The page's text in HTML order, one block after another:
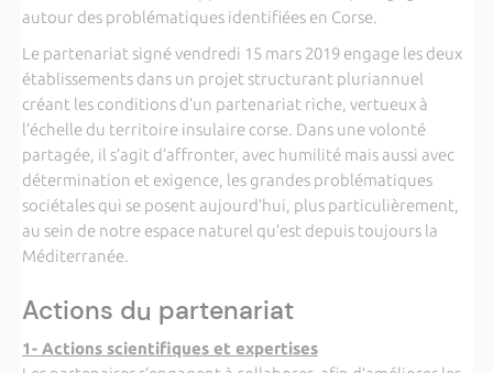
autour des problématiques identifiées en Corse.
Le partenariat signé vendredi 15 mars 2019 engage les deux
établissements dans un projet structurant pluriannuel
créant les conditions d’un partenariat riche, vertueux à
l’échelle du territoire insulaire corse. Dans une volonté
partagée, il s’agit d’affronter, avec humilité mais aussi avec
détermination et exigence, les grandes problématiques
sociétales qui se posent aujourd’hui, plus particulièrement,
au sein de notre espace naturel qu’est depuis toujours la
Méditerranée.
Actions du partenariat
1- Actions scientifiques et expertises